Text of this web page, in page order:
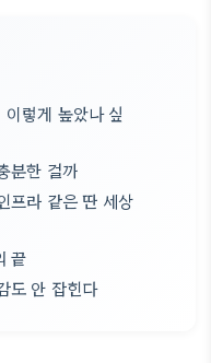
렇게 높았나 싶
분한 걸까
프라 같은 딴 세상
끝
도 안 잡힌다